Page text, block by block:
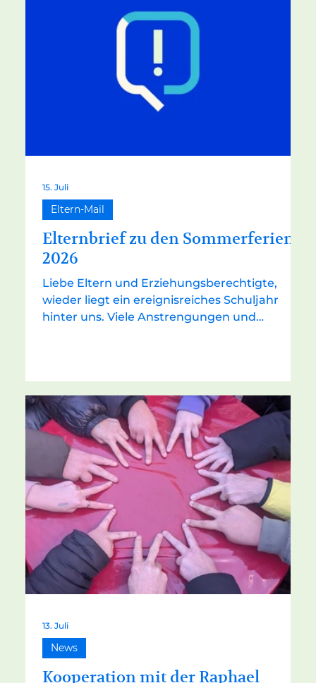
Elternbrief zu den Sommerferien
2026
Liebe Eltern und Erziehungsberechtigte,
wieder liegt ein ereignisreiches Schuljahr
hinter uns. Viele Anstrengungen und
Vorab schon einmal Danke dafür. Als Schule
blicken wir zurück auf den stimmungsvollen
Abschluss der 10. Klassen, den aktivierenden
Projekttag „Weltmeisterschaft der Vielfalt“,
entspannte Tage wie den Beachday, aber
auch an die schlauchenden Hitzetage im J
Eltern-Mail
15. Juli
Kooperation mit der Raphael
News
13. Juli